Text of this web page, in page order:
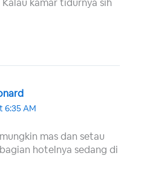
6:35 AM
mas dan setau
hotelnya sedang di